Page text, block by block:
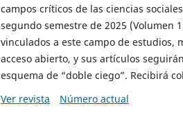
campos críticos de las ciencias
segundo semestre de 2025 (Volumen
vinculados a este campo de estudios,
acceso abierto, y sus artículos
esquema de “doble ciego”. Recibirá
Ver revista
Número actual